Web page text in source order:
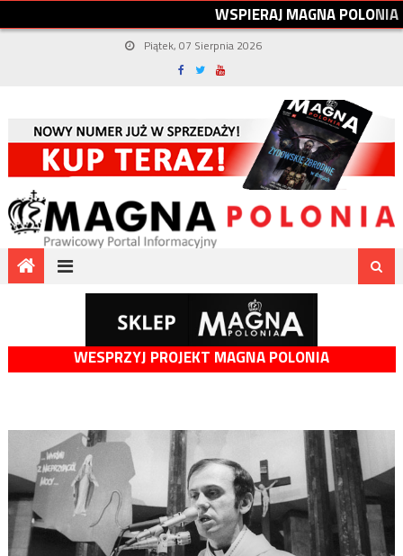
WSPIERAJMAGNAPOLONIA
Piątek, 07 Sierpnia 2026
WESPRZYJ PROJEKT MAGNA POLONIA